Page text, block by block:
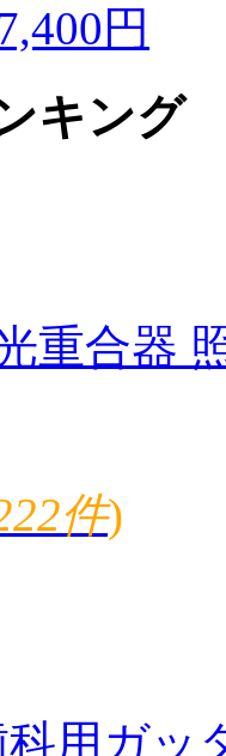
円
キング
重合器
件)
用ガッ